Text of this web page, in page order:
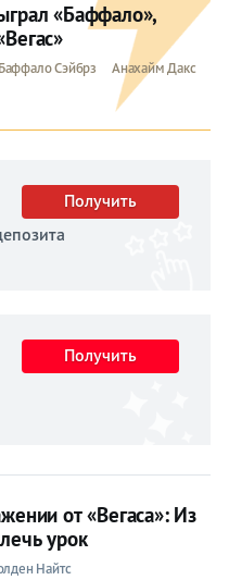
«Баффало»,
Баффало Сэйбрз
Анахайм Дакс
Получить
Получить
от «Вегаса»: Из
урок
Найтс